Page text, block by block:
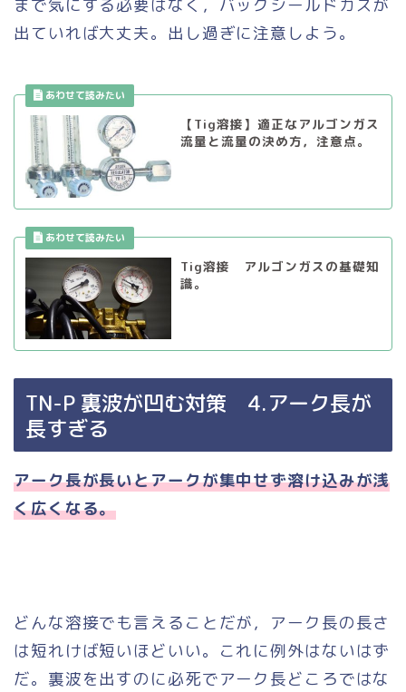
まで気にする必要はなく，バックシールドガスが
出ていれば大丈夫。出し過ぎに注意しよう。
【Tig溶接】適正なアルゴンガス
流量と流量の決め方，注意点。
Tig溶接 アルゴンガスの基礎知
識。
TN-P 裏波が凹む対策 4.アーク長が
長すぎる
アーク長が長いとアークが集中せず溶け込みが浅
く広くなる。
どんな溶接でも言えることだが，アーク長の長さ
は短れけば短いほどいい。これに例外はないはず
だ。裏波を出すのに必死でアーク長どころではな